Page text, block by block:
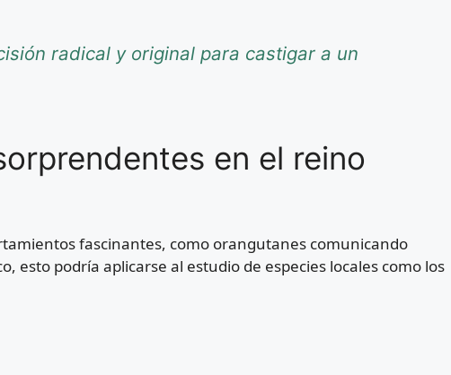
radical y original para castigar a un
en el reino
fascinantes, como orangutanes comunicando
esto podría aplicarse al estudio de especies locales como los